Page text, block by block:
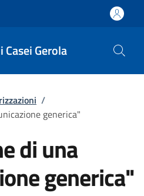
Casei Gerola
/
generica"
di una
generica"